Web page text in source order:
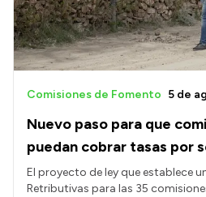
Nuevo paso para que
puedan cobrar tasas por
Comisiones de Fomento 5 de
El proyecto de ley que establece
Retributivas para las 35